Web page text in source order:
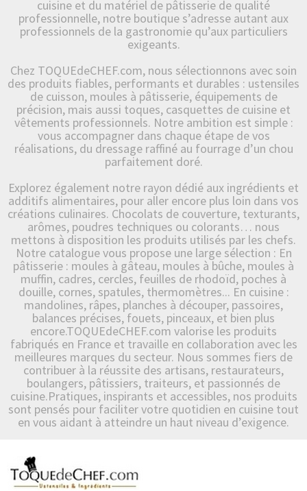
cuisine et du matériel de pâtisserie de qualité
professionnelle, notre boutique s’adresse autant aux
professionnels de la gastronomie qu’aux particuliers
exigeants.
Chez TOQUEdeCHEF.com, nous sélectionnons avec soin
des produits fiables, performants et durables : ustensiles
de cuisson, moules à pâtisserie, équipements de
précision, mais aussi toques, casquettes de cuisine et
vêtements professionnels. Notre ambition est simple :
vous accompagner dans chaque étape de vos
réalisations, du dressage raffiné au fourrage d’un chou
parfaitement doré.
Explorez également notre rayon dédié aux ingrédients et
additifs alimentaires, pour aller encore plus loin dans vos
créations culinaires. Chocolats de couverture, texturants,
arômes, poudres techniques ou colorants… nous
mettons à disposition les produits utilisés par les chefs.
Notre catalogue vous propose une large sélection : En
pâtisserie : moules à gâteau, moules à bûche, moules à
muffin, cadres, cercles, feuilles de rhodoïd, poches à
douille, cornes, spatules, thermomètres... En cuisine :
mandolines, râpes, planches à découper, passoires,
balances précises, fouets, pinceaux, et bien plus
encore.TOQUEdeCHEF.com valorise les produits
fabriqués en France et travaille en collaboration avec les
meilleures marques du secteur. Nous sommes fiers de
contribuer à la réussite des artisans, restaurateurs,
boulangers, pâtissiers, traiteurs, et passionnés de
cuisine.Pratiques, inspirants et accessibles, nos produits
sont pensés pour faciliter votre quotidien en cuisine tout
en vous aidant à atteindre un haut niveau d’exigence.